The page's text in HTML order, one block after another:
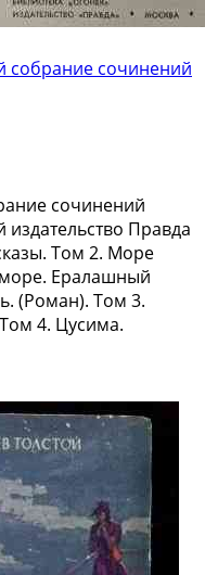
собрание сочинений
сочинений
Правда
Том 2. Море
Ералашный
(Роман). Том 3.
4. Цусима.